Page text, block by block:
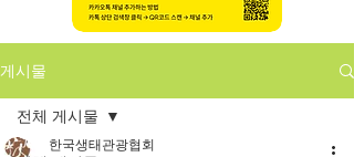
게시물
전체 게시물
한국생태관광협회